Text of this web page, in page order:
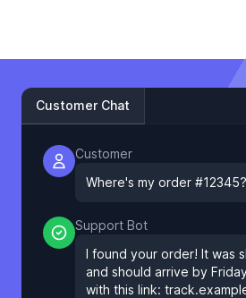
Customer Chat
Customer
Where's my order #12345?
Support Bot
I found your order! It was
and should arrive by
with this link: